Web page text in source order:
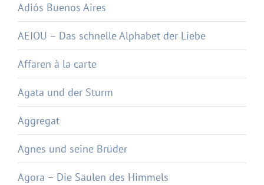
Adiós Buenos Aires
AEIOU – Das schnelle Alphabet der Liebe
Affären à la carte
Agata und der Sturm
Aggregat
Agnes und seine Brüder
Agora – Die Säulen des Himmels